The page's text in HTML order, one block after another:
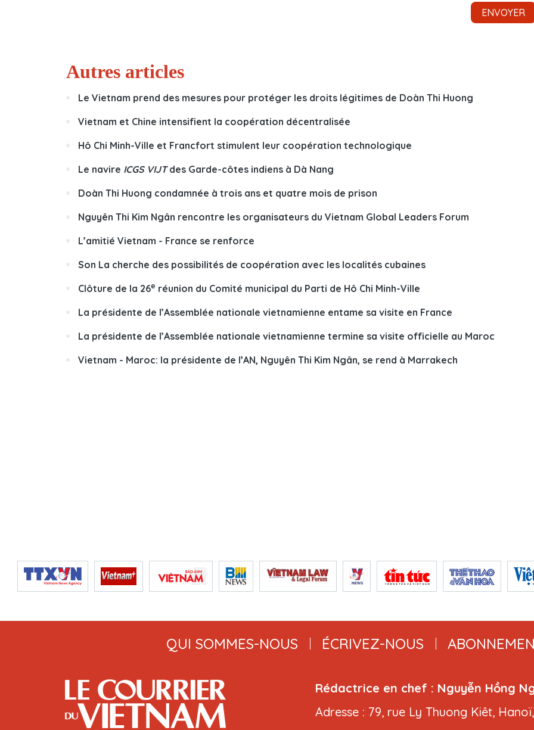
Autres articles
Le Vietnam prend des mesures pour protéger les droits légitimes de Doàn Thi Huong
Vietnam et Chine intensifient la coopération décentralisée
Hô Chi Minh-Ville et Francfort stimulent leur coopération technologique
Le navire ICGS VIJTdes Garde-côtes indiens à Dà Nang
Doàn Thi Huong condamnée à trois ans et quatre mois de prison
Nguyên Thi Kim Ngân rencontre les organisateurs du Vietnam Global Leaders Forum
L’amitié Vietnam - France se renforce
Son La cherche des possibilités de coopération avec les localités cubaines
Clôture de la 26e réunion du Comité municipal du Parti de Hô Chi Minh-Ville
La présidente de l’Assemblée nationale vietnamienne entame sa visite en France
La présidente de l’Assemblée nationale vietnamienne termine sa visite officielle au Maroc
Vietnam - Maroc: la présidente de l’AN, Nguyên Thi Kim Ngân, se rend à Marrakech
QUI SOMMES-NOUS ÉCRIVEZ-NOUS
Rédactrice en chef : Nguyễn Hồng
Adresse : 79, rue Ly Thuong Kiêt,